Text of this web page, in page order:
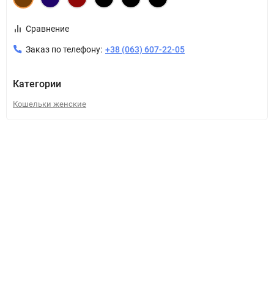
Сравнение
Заказ по телефону: +38 (063) 607-22-05
Категории
Кошельки женские